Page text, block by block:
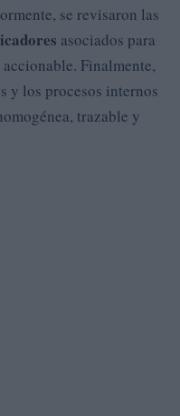
se revisaron las
asociados para
Finalmente,
y los procesos internos
trazable y